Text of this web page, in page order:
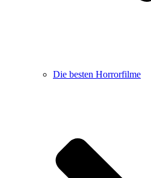
Die besten Horrorfilme